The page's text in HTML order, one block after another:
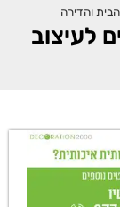
והדירה
לעיצוב